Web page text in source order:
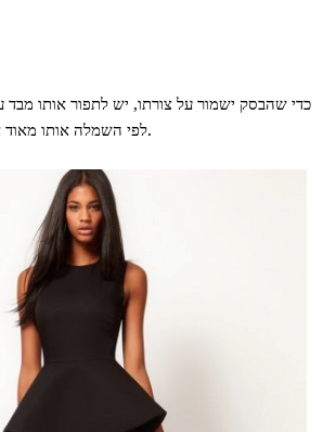
כדי שהבסק ישמור על צורתו, יש לתפור אותו מבד
לפי השמלה אותו מאוד אין דרישות לגבי הבד שם.